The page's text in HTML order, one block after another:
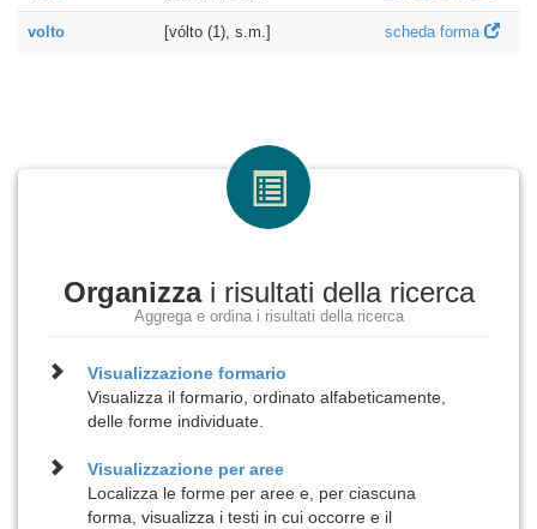
volto [vólto (1), s.m.] scheda forma
Organizzai risultati della ricerca
Aggrega e ordina i risultati della ricerca
Visualizzazioneformario
Visualizza il formario, ordinato alfabeticamente,
delle forme individuate.
Visualizzazione peraree
Localizza le forme per aree e, per ciascuna
forma, visualizza i testi in cui occorre e il